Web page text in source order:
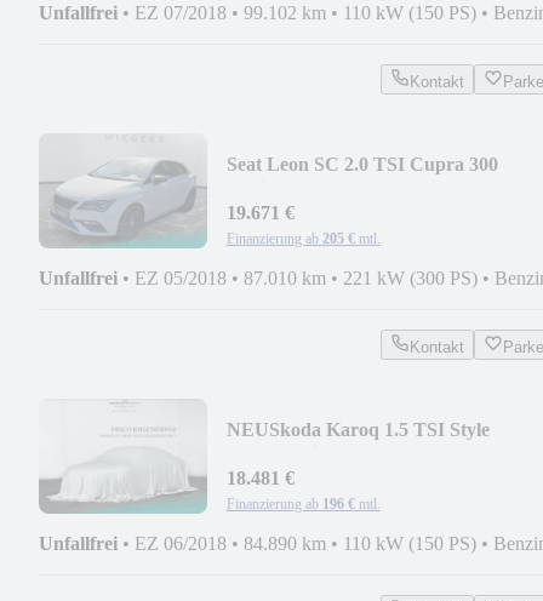
Unfallfrei • EZ 07/2018 • 99.102 km • 110 kW (150 PS) •
Kontakt
Seat Leon SC 2.0 TSI Cupra 300
19.671 €
Finanzierung ab 205 € mtl.
Unfallfrei • EZ 05/2018 • 87.010 km • 221 kW (300 PS) •
Kontakt
NEUSkoda Karoq 1.5 TSI Style
18.481 €
Finanzierung ab 196 € mtl.
Unfallfrei • EZ 06/2018 • 84.890 km • 110 kW (150 PS) •